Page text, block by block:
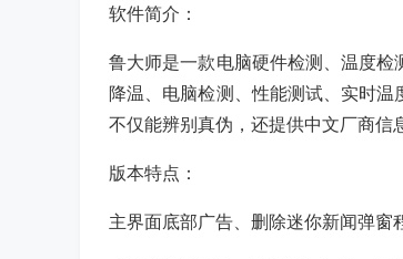
软件简介：
鲁大师是一款电脑硬件检测、温度
降温、电脑检测、性能测试、实时
不仅能辨别真伪，还提供中文厂商信
版本特点：
主界面底部广告、删除迷你新闻弹窗